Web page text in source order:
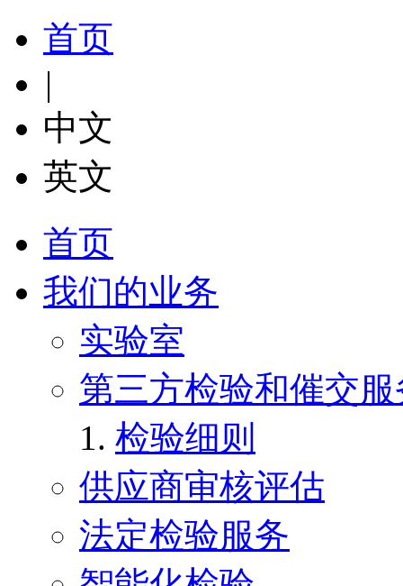
首页
|
中文
英文
首页
我们的业务
实验室
第三方检验和催交服
检验细则
供应商审核评估
法定检验服务